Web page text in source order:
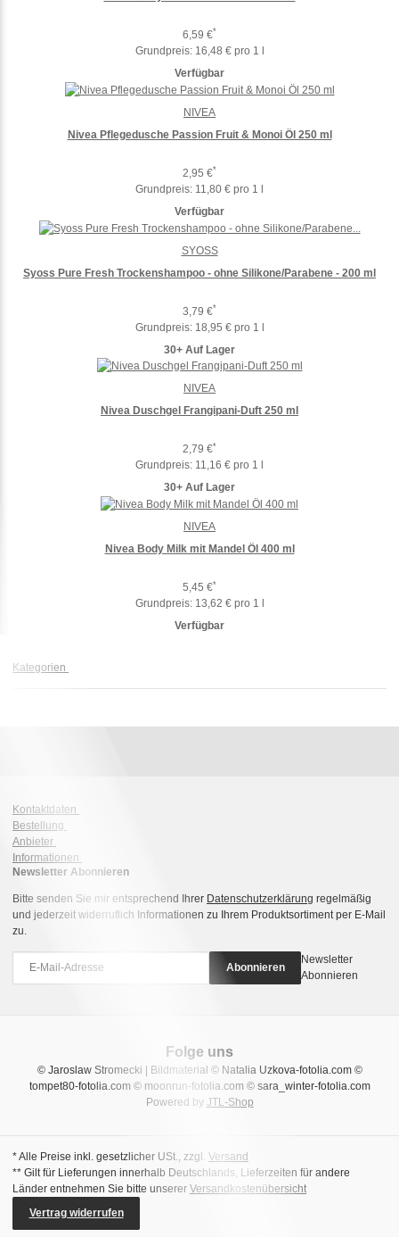
6,59 €*
Grundpreis: 16,48 € pro 1 l
Verfügbar
Nivea Pflegedusche Passion Fruit & Monoi Öl 250 ml
2,95 €*
Grundpreis: 11,80 € pro 1 l
Verfügbar
NIVEA
Syoss Pure Fresh Trockenshampoo - ohne Silikone/Parabene - 200 ml
3,79 €*
Grundpreis: 18,95 € pro 1 l
30+ Auf Lager
SYOSS
Nivea Duschgel Frangipani-Duft 250 ml
2,79 €*
Grundpreis: 11,16 € pro 1 l
30+ Auf Lager
NIVEA
Nivea Body Milk mit Mandel Öl 400 ml
5,45 €*
Grundpreis: 13,62 € pro 1 l
Verfügbar
NIVEA
Kategorien
Kontaktdaten
Bestellung
Anbieter
Informationen
Newsletter Abonnieren
Bitte senden Sie mir entsprechend Ihrer Datenschutzerklärung regelmäßig
und jederzeit widerruflich Informationen zu Ihrem Produktsortiment per E-Mail
zu.
Abonnieren
Newsletter
Abonnieren
© Jaroslaw Stromecki | Bildmaterial © Natalia Uzkova-fotolia.com ©
tompet80-fotolia.com © moonrun-fotolia.com © sara_winter-fotolia.com
Powered by JTL-Shop
Folge uns
* Alle Preise inkl. gesetzlicher USt., zzgl. Versand
** Gilt für Lieferungen innerhalb Deutschlands, Lieferzeiten für andere
Länder entnehmen Sie bitte unserer Versandkostenübersicht
Vertrag widerrufen